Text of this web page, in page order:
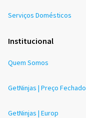
Serviços Domésticos
Institucional
Quem Somos
GetNinjas | Preço Fechado
GetNinjas | Europ